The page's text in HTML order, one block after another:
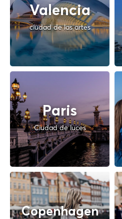
Valencia
ciudad de las artes
Paris
Ciudad de luces
Copenhagen